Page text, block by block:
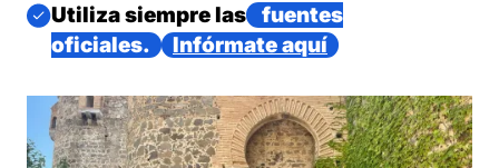
Imagen
Utiliza siempre las
fuentes
oficiales.
Infórmate aquí